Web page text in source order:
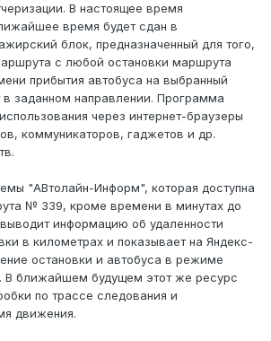
В настоящее время
время будет сдан в
блок, предназначенный для того,
с любой остановки маршрута
прибытия автобуса на выбранный
в заданном направлении. Программа
через интернет-браузеры
коммуникаторов, гаджетов и др.
"АВтолайн-Информ", которая доступна
№ 339, кроме времени в минутах до
информацию об удаленности
в километрах и показывает на Яндекс-
остановки и автобуса в режиме
В ближайшем будущем этот же ресурс
по трассе следования и
движения.